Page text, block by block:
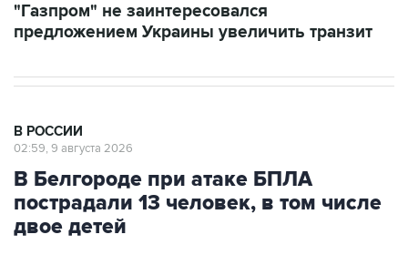
"Газпром" не заинтересовался
предложением Украины увеличить транзит
В РОССИИ
02:59, 9 августа 2026
В Белгороде при атаке БПЛА
пострадали 13 человек, в том числе
двое детей